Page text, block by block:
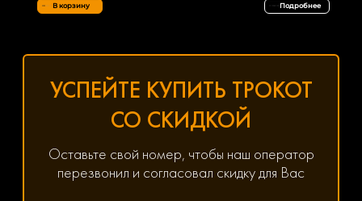
В корзину Подробнее
УСПЕЙТЕ КУПИТЬ ТРОКОТ
СО СКИДКОЙ
Оставьте свой номер, чтобы наш оператор
перезвонил и согласовал скидку для Вас